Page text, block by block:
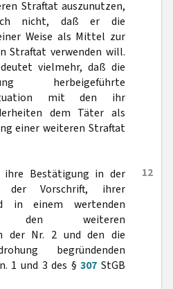
Straftat auszunutzen,
nicht, daß er die
Weise als Mittel zur
Straftat verwenden will.
vielmehr, daß die
herbeigeführte
mit den ihr
dem Täter als
einer weiteren Straftat
12
ihre Bestätigung in der
der Vorschrift, ihrer
in einem wertenden
den weiteren
der Nr. 2 und den die
begründenden
1 und 3 des §307 StGB